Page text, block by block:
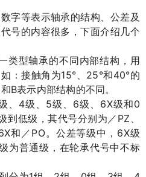
字等表示轴承的结构、公差及
号的内容很多，下面介绍几个
类型轴承的不同内部结构，用
：接触角为15° 25°和40°的
和B表示内部结构的不同。
、 4级、 5级、 6级、 6X级和0
到低级，其代号分别为／ PZ
和／ PO。公差等级中， 6X级
为普通级，在轮承代号中不标